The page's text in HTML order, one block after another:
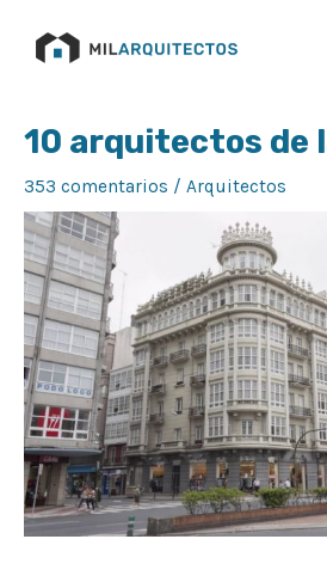
10 arquitectos de
353 comentarios / Arquitectos
de
entradas